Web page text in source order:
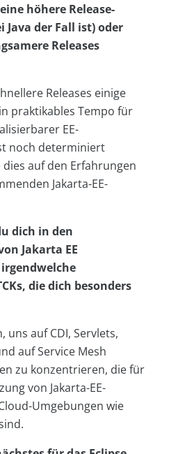
höhere Release-
Java der Fall ist) oder
Releases
Releases einige
praktikables Tempo für
EE-
noch determiniert
auf den Erfahrungen
Jakarta-EE-
dich in den
Jakarta EE
die dich besonders
uns auf CDI, Servlets,
auf Service Mesh
zu konzentrieren, die für
von Jakarta-EE-
Umgebungen wie